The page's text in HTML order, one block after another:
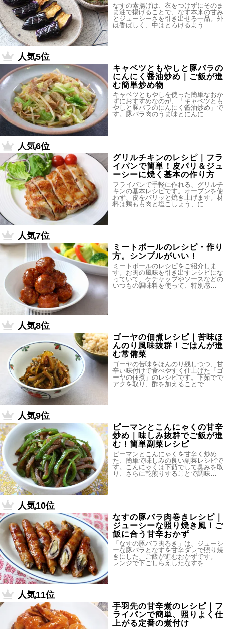
なすの素揚げは、衣をつけずにそのま
ま油で揚げることで、なす本来の甘み
とジューシーさを引き出せる一品。外
は香ばしく、中はとろけるよう…
人気5位
キャベツともやしと豚バラの
にんにく醤油炒め｜ご飯が進
む簡単炒め物
キャベツともやしを使った簡単なおか
ずにおすすめなのが、「キャベツとも
やしと豚バラのにんにく醤油炒め」で
す。豚バラ肉のうま味とにんに…
人気6位
グリルチキンのレシピ｜フラ
イパンで簡単！皮パリ＆ジュ
ーシーに焼く基本の作り方
フライパンで手軽に作れる、グリルチ
キンの基本レシピです。オーブンを使
わず、皮をパリッと焼き上げます。材
料は鶏もも肉と塩こしょう、に…
人気7位
ミートボールのレシピ・作り
方。シンプルがいい！
ミートボールのレシピをご紹介しま
す。お肉の風味を引き出すレシピにな
っていて、ケチャップやソースなどの
いつもの調味料を使って、特別感…
人気8位
ゴーヤの佃煮レシピ｜苦味ほ
んのり風味抜群！ごはんが進
む常備菜
ゴーヤの苦味をほんのり残しつつ、甘
辛い味付けで食べやすく仕上げた「ゴ
ーヤの佃煮」のレシピです。下茹でで
アクを取り、酢を加えることで…
人気9位
ピーマンとこんにゃくの甘辛
炒め｜味しみ抜群でご飯が進
む！簡単副菜レシピ
ピーマンとこんにゃくを甘辛く炒め
た、簡単で味しみの良い副菜レシピで
す。こんにゃくは下茹でして臭みを取
り、さらに乾煎りすることで調味…
人気10位
なすの豚バラ肉巻きレシピ｜
ジューシーな照り焼き風！ご
飯に合う甘辛おかず
「なすの豚バラ肉巻き」は、ジューシ
ーな豚バラとなすを甘辛ダレで照り焼
きにした、ご飯が進むおかずです。
レンジで下ごしらえしたなすを…
人気11位
手羽先の甘辛煮のレシピ｜フ
ライパンで簡単、照りよく仕
上がる定番の煮付け